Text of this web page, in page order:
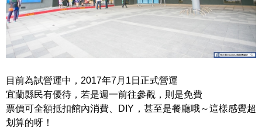
目前為試營運中，2017年7月1日正式營運
宜蘭縣民有優待，若是週一前往參觀，則是免費
票價可全額抵扣館內消費、DIY，甚至是餐廳哦～這樣感覺超
划算的呀！